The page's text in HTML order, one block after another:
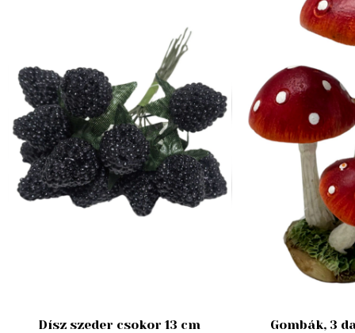
Dísz szeder csokor 13 cm Gombák, 3